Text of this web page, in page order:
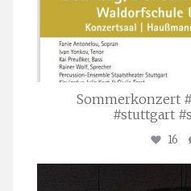
Sommerkonzert
#stuttgart
16